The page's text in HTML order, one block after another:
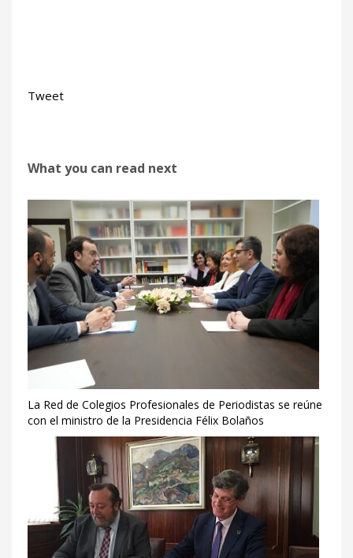
Tweet
What you can read next
La Red de Colegios Profesionales de Periodistas se reúne
con el ministro de la Presidencia Félix Bolaños